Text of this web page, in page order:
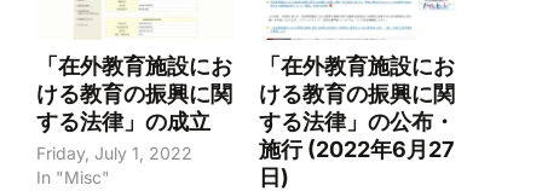
「在外教育施設にお
ける教育の振興に関
する法律」の成立
Friday, July 1, 2022
In "Misc"
「在外教育施設にお
ける教育の振興に関
する法律」の公布・
施行 (2022年6月27
日)